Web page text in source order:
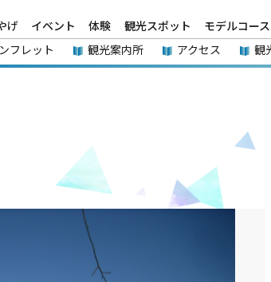
げ イベント 体験 観光スポット モデルコース
フレット 観光案内所 アクセス 観